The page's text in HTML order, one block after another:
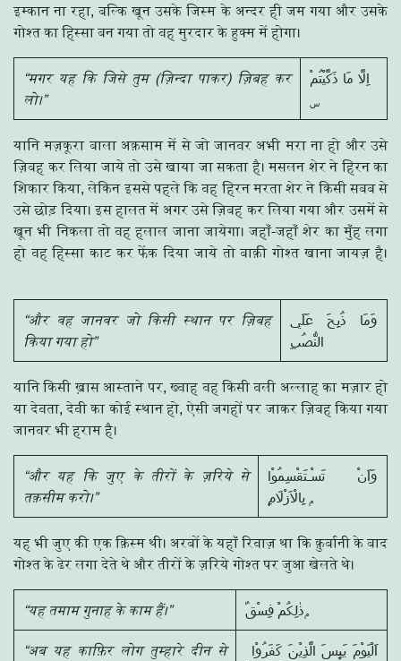
इम्कान ना रहा, बल्कि खून उसके जिस्म के अन्दर ही जम गया और उसके
गोश्त का हिस्सा बन गया तो वह मुरदार के हुक्म में होगा।
“मगर यह कि जिसे तुम (ज़िन्दा पाकर) ज़िबह कर
लो।”
اِلَّا مَا ذَكَّيْتُمْ
यानि मज़कूरा बाला अक़साम में से जो जानवर अभी मरा ना हो और उसे
ज़िबह कर लिया जाये तो उसे खाया जा सकता है। मसलन शेर ने हिरन का
शिकार किया, लेकिन इससे पहले कि वह हिरन मरता शेर ने किसी सबब से
उसे छोड़ दिया। इस हालत में अगर उसे ज़िबह कर लिया गया और उसमें से
खून भी निकला तो वह हलाल जाना जायेगा। जहाँ-जहाँ शेर का मुँह लगा
हो वह हिस्सा काट कर फेंक दिया जाये तो बाक़ी गोश्त खाना जायज़ है।
“और वह जानवर जो किसी स्थान पर ज़िबह
किया गया हो”
وَمَا ذُبِحَ عَلَي
النُّصُبِ
यानि किसी ख़ास आस्ताने पर, ख्वाह वह किसी वली अल्लाह का मज़ार हो
या देवता, देवी का कोई स्थान हो, ऐसी जगहों पर जाकर ज़िबह किया गया
जानवर भी हराम है।
“और यह कि जुए के तीरों के ज़रिये से
तक़सीम करो।”
وَاَنْ تَسْـتَقْسِمُوْا
بِالْاَزْلَامِ ۭ
यह भी जुए की एक क़िस्म थी। अरबों के यहाँ रिवाज़ था कि क़ुर्बानी के बाद
गोश्त के ढेर लगा देते थे और तीरों के ज़रिये गोश्त पर जुआ खेलते थे।
“यह तमाम गुनाह के काम हैं।” ذٰلِكُمْ فِسْقٌ ۭ
“अब यह काफ़िर लोग तुम्हारे दीन से